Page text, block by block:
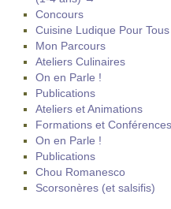
Concours
Cuisine Ludique Pour
Mon Parcours
Ateliers Culinaires
On en Parle !
Publications
Ateliers et Animations
Formations et Conférences
On en Parle !
Publications
Chou Romanesco
Scorsonères (et salsifis)